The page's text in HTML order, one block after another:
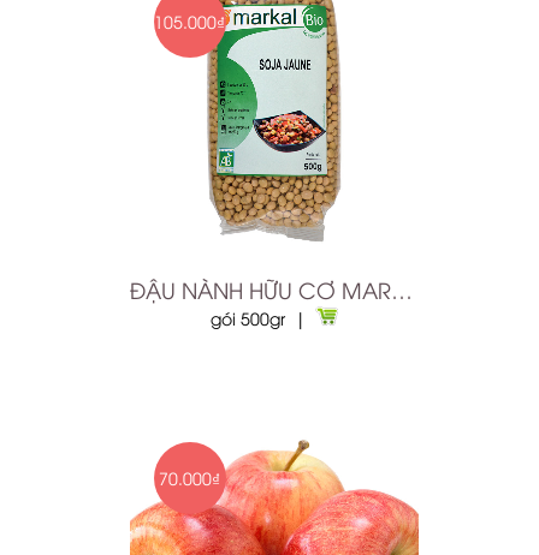
105.000₫
ĐẬU NÀNH HỮU CƠ MARKAL
gói 500gr |
70.000₫